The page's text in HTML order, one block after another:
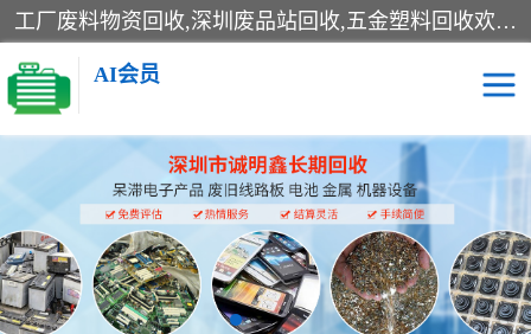
工厂废料物资回收,深圳废品站回收,五金塑料回收欢迎有金属、塑料、电子、电线、废旧设备、废铜、锡渣、线路板、镀银废料、废IC、电子零件、电子脚，等其他废旧物资的单位及个人联系洽谈。对提供息者我们可以提供优厚的业务提成（佣金）。
AI会员
线路板回收 电子回收
电子产品回收 电池回收
金属回收 机器设备回收